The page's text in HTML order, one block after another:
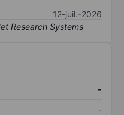
12-juil.-2026
-
-